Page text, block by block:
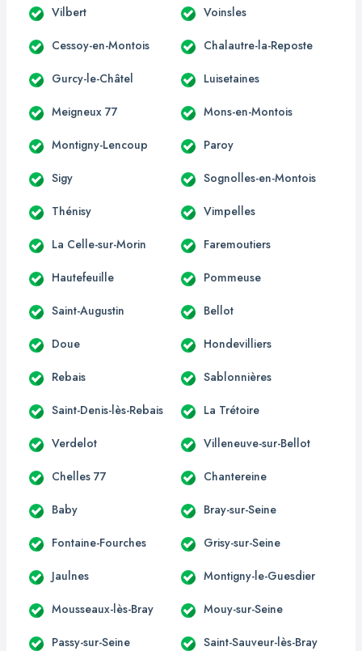
Vilbert Voinsles
Cessoy-en-Montois Chalautre-la-Reposte
Gurcy-le-Châtel Luisetaines
Meigneux 77 Mons-en-Montois
Montigny-Lencoup Paroy
Sigy Sognolles-en-Montois
Thénisy Vimpelles
La Celle-sur-Morin Faremoutiers
Hautefeuille Pommeuse
Saint-Augustin Bellot
Doue Hondevilliers
Rebais Sablonnières
Saint-Denis-lès-Rebais La Trétoire
Verdelot Villeneuve-sur-Bellot
Chelles 77 Chantereine
Baby Bray-sur-Seine
Fontaine-Fourches Grisy-sur-Seine
Jaulnes Montigny-le-Guesdier
Mousseaux-lès-Bray Mouy-sur-Seine
Passy-sur-Seine Saint-Sauveur-lès-Bray